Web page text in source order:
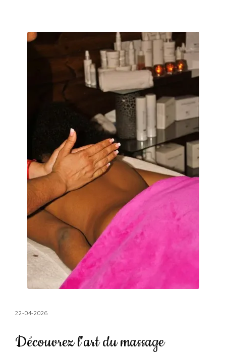
22-04-2026
Découvrez l'art du massage